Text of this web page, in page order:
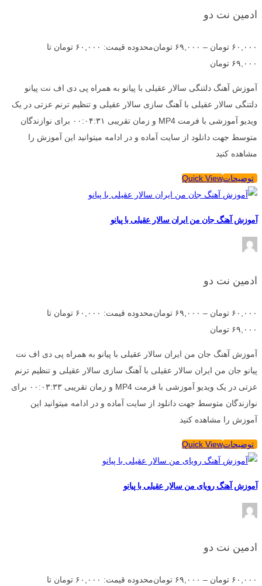
ادمین نت دو
۶۰,۰۰۰ تومان – ۶۹,۰۰۰ تومان
محدوده قیمت: ۶۰,۰۰۰ تومان تا
۶۹,۰۰۰ تومان
آموزش آهنگ دلتنگی سالار عقیلی با پیانو به همراه پی دی اف نت پیانو
دلتنگی سالار عقیلی با آهنگ سازی سالار عقیلی و تنظیم ترنم عزتی در یک
ویدیو آموزشی با فرمت MP4 و زمان تقریبی ۰۰:۰۴:۳۱ برای نوازندگان
متوسط جهت دانلود از سایت آماده و در ادامه میتوانید این آموزش را
مشاهده کنید
توضیحاتQuick View
آموزش آهنگ جان من ایران سالار عقیلی با پیانو
ادمین نت دو
۶۰,۰۰۰ تومان – ۶۹,۰۰۰ تومان
محدوده قیمت: ۶۰,۰۰۰ تومان تا
۶۹,۰۰۰ تومان
آموزش آهنگ جان من ایران سالار عقیلی با پیانو به همراه پی دی اف نت
پیانو جان من ایران سالار عقیلی با آهنگ سازی سالار عقیلی و تنظیم ترنم
عزتی در یک ویدیو آموزشی با فرمت MP4 و زمان تقریبی ۰۰:۰۳:۳۳ برای
نوازندگان متوسط جهت دانلود از سایت آماده و در ادامه میتوانید این
آموزش را مشاهده کنید
توضیحاتQuick View
آموزش آهنگ رویای من سالار عقیلی با پیانو
ادمین نت دو
۶۰,۰۰۰ تومان – ۶۹,۰۰۰ تومان
محدوده قیمت: ۶۰,۰۰۰ تومان تا